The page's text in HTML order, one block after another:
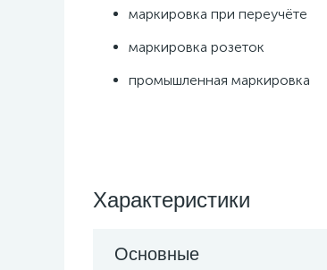
маркировка при переучёте
маркировка розеток
промышленная маркировка
Характеристики
Основные